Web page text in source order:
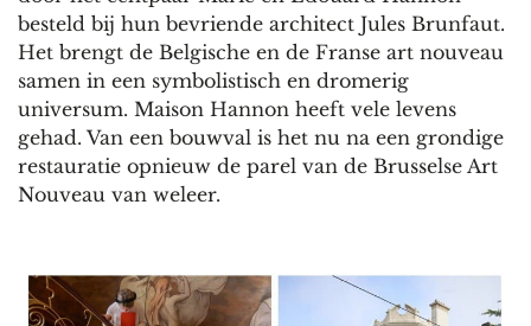
besteld bij hun bevriende architect Jules Brunfaut.
Het brengt de Belgische en de Franse art nouveau
samen in een symbolistisch en dromerig
universum. Maison Hannon heeft vele levens
gehad. Van een bouwval is het nu na een grondige
restauratie opnieuw de parel van de Brusselse Art
Nouveau van weleer.